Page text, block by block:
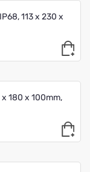
113 x 230 x
180 x 100mm,